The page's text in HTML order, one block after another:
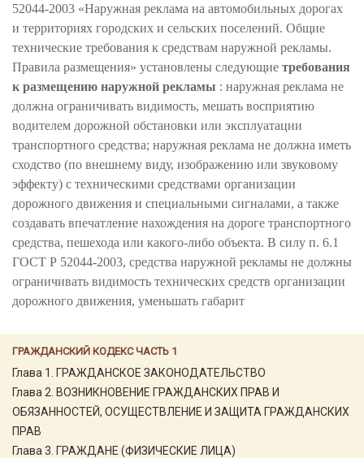
ГРАЖДАНСКИЙ КОДЕКС ЧАСТЬ 1
Глава 1. ГРАЖДАНСКОЕ ЗАКОНОДАТЕЛЬСТВО
Глава 2. ВОЗНИКНОВЕНИЕ ГРАЖДАНСКИХ ПРАВ И
ОБЯЗАННОСТЕЙ, ОСУЩЕСТВЛЕНИЕ И ЗАЩИТА ГРАЖДАНСКИХ
ПРАВ
Глава 3. ГРАЖДАНЕ (ФИЗИЧЕСКИЕ ЛИЦА)
52044-2003 «Наружная реклама на автомобильных дорогах
и территориях городских и сельских поселений. Общие
технические требования к средствам наружной рекламы.
Правила размещения» установлены следующие требования
к размещению наружной рекламы : наружная реклама не
должна ограничивать видимость, мешать восприятию
водителем дорожной обстановки или эксплуатации
транспортного средства; наружная реклама не должна иметь
сходство (по внешнему виду, изображению или звуковому
эффекту) с техническими средствами организации
дорожного движения и специальными сигналами, а также
создавать впечатление нахождения на дороге транспортного
средства, пешехода или какого-либо объекта. В силу п. 6.1
ГОСТ Р 52044-2003, средства наружной рекламы не должны
ограничивать видимость технических средств организации
дорожного движения, уменьшать габарит